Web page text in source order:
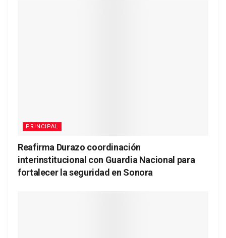
PRINCIPAL
Reafirma Durazo coordinación
interinstitucional con Guardia Nacional para
fortalecer la seguridad en Sonora